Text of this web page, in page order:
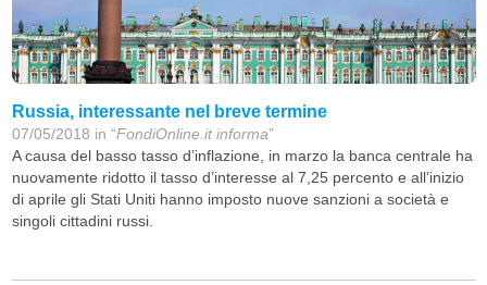
Russia, interessante nel breve termine
07/05/2018 in “FondiOnline.it informa”
A causa del basso tasso d’inflazione, in marzo la banca centrale ha
nuovamente ridotto il tasso d’interesse al 7,25 percento e all’inizio
di aprile gli Stati Uniti hanno imposto nuove sanzioni a società e
singoli cittadini russi.